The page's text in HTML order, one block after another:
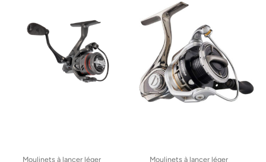
Moulinets à lancer léger Moulinets à lancer léger